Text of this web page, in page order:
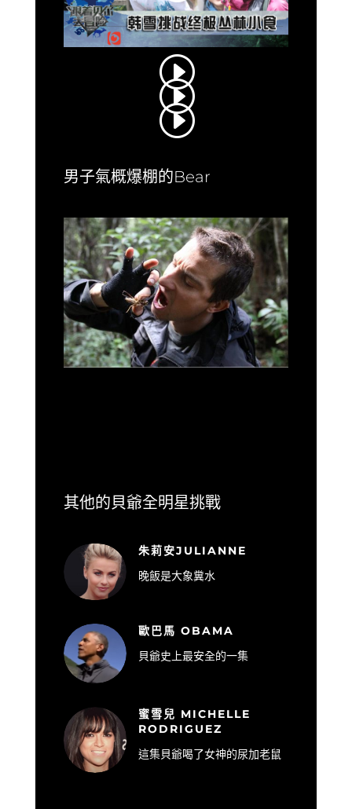
男子氣概爆棚的Bear
其他的貝爺全明星挑戰
朱莉安JULIANNE
晚飯是大象糞水
歐巴馬 OBAMA
貝爺史上最安全的一集
蜜雪兒 MICHELLE
RODRIGUEZ
這集貝爺喝了女神的尿加老鼠